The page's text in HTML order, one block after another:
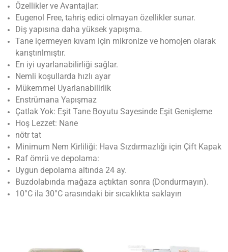
Özellikler ve Avantajlar:
Eugenol Free, tahriş edici olmayan özellikler sunar.
Diş yapısına daha yüksek yapışma.
Tane içermeyen kıvam için mikronize ve homojen olarak
karıştırılmıştır.
En iyi uyarlanabilirliği sağlar.
Nemli koşullarda hızlı ayar
Mükemmel Uyarlanabilirlik
Enstrümana Yapışmaz
Çatlak Yok: Eşit Tane Boyutu Sayesinde Eşit Genişleme
Hoş Lezzet: Nane
nötr tat
Minimum Nem Kirliliği: Hava Sızdırmazlığı için Çift Kapak
Raf ömrü ve depolama:
Uygun depolama altında 24 ay.
Buzdolabında mağaza açtıktan sonra (Dondurmayın).
10°C ila 30°C arasındaki bir sıcaklıkta saklayın